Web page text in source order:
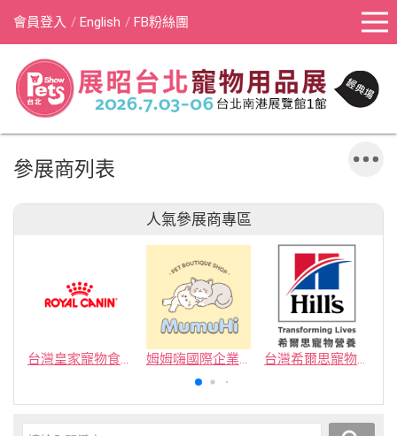
會員登入 English FB粉絲團
參展商列表
人氣參展商專區
台灣皇家寵物食品有限公司 姆姆嗨國際企業社 台灣希爾思寵物營養品有限公司